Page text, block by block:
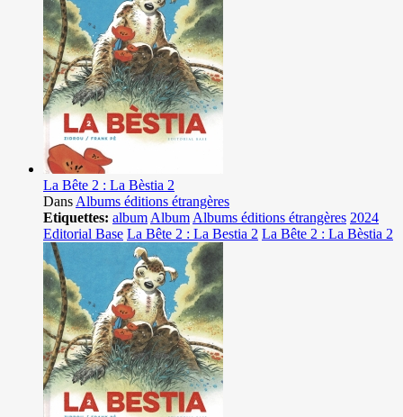
La Bête 2 : La Bèstia 2
Dans Albums éditions étrangères
Etiquettes: album Album Albums éditions étrangères 2024
Editorial Base La Bête 2 : La Bestia 2 La Bête 2 : La Bèstia 2